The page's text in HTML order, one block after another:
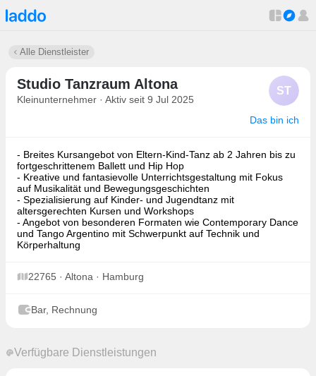
Alle Dienstleister
Studio Tanzraum Altona
Kleinunternehmer · Aktiv seit 9 Jul 2025
ST
Das bin ich
- Breites Kursangebot von Eltern-Kind-Tanz ab 2 Jahren bis zu
fortgeschrittenem Ballett und Hip Hop
- Kreative und fantasievolle Unterrichtsgestaltung mit Fokus
auf Musikalität und Bewegungsgeschichten
- Spezialisierung auf Kinder- und Jugendtanz mit
altersgerechten Kursen und Workshops
- Angebot von besonderen Formaten wie Contemporary Dance
und Tango Argentino mit Schwerpunkt auf Technik und
Körperhaltung
22765 · Altona · Hamburg
Bar, Rechnung
Verfügbare Dienstleistungen